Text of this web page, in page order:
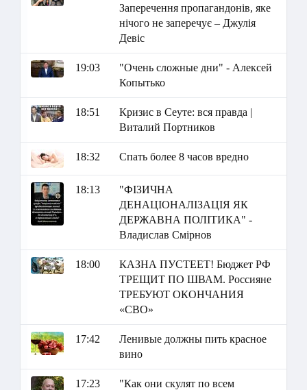
Заперечення пропагандонів, яке
нічого не заперечує – Джулія
Девіс
19:03
"Очень сложные дни" - Алексей
Копытько
18:51
Кризис в Сеуте: вся правда |
Виталий Портников
18:32 Спать более 8 часов вредно
18:13
"ФІЗИЧНА
ДЕНАЦІОНАЛІЗАЦІЯ ЯК
ДЕРЖАВНА ПОЛІТИКА" -
Владислав Смірнов
18:00
КАЗНА ПУСТЕЕТ! Бюджет РФ
ТРЕЩИТ ПО ШВАМ. Россияне
ТРЕБУЮТ ОКОНЧАНИЯ
«СВО»
17:42
Ленивые должны пить красное
вино
17:23
"Как они скулят по всем